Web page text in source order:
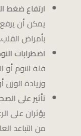
ارتفاع ضغط
يمكن أن
بأمراض القلب.
اضطرابات
قلة النوم أو
وزيادة الوزن
تأثير على
يؤثران على
من التباعد